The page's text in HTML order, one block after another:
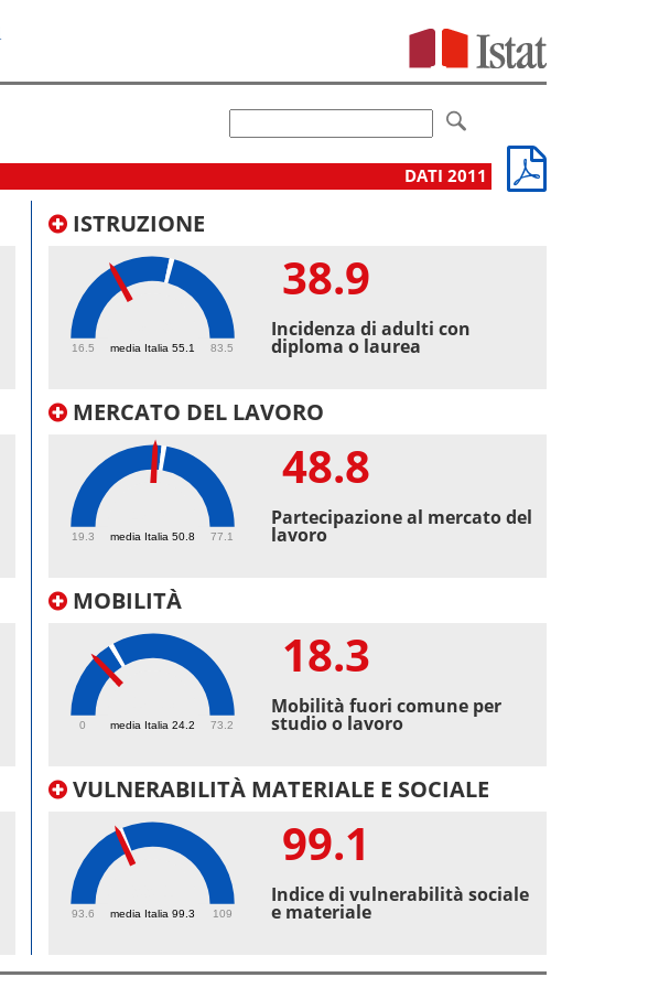
DATI 2011
ISTRUZIONE
media Italia 55.1
16.5 83.5
38.9
Incidenza di adulti con
diploma o laurea
MERCATO DEL LAVORO
media Italia 50.8
19.3 77.1
48.8
Partecipazione al mercato del
lavoro
MOBILITÀ
media Italia 24.2
0 73.2
18.3
Mobilità fuori comune per
studio o lavoro
VULNERABILITÀ MATERIALE E SOCIALE
media Italia 99.3
93.6 109
99.1
Indice di vulnerabilità sociale
e materiale